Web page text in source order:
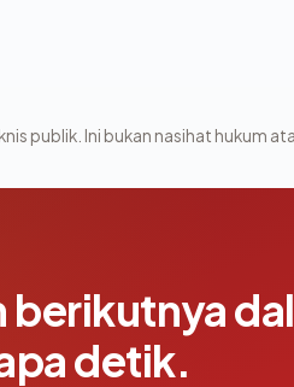
publik. Ini bukan nasihat hukum
berikutnya
detik.